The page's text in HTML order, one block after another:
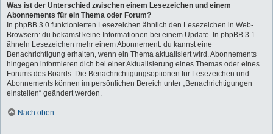
Was ist der Unterschied zwischen einem Lesezeichen und einem
Abonnements für ein Thema oder Forum?
In phpBB 3.0 funktionierten Lesezeichen ähnlich den Lesezeichen in Web-
Browsern: du bekamst keine Informationen bei einem Update. In phpBB 3.1
ähneln Lesezeichen mehr einem Abonnement: du kannst eine
Benachrichtigung erhalten, wenn ein Thema aktualisiert wird. Abonnements
hingegen informieren dich bei einer Aktualisierung eines Themas oder eines
Forums des Boards. Die Benachrichtigungsoptionen für Lesezeichen und
Abonnements können im persönlichen Bereich unter „Benachrichtigungen
einstellen“ geändert werden.
Nach oben